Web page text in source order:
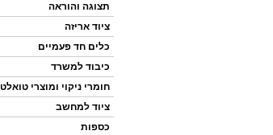
תצוגה והוראה
ציוד אריזה
כלים חד פעמיים
כיבוד למשרד
חומרי ניקוי ומוצרי טואלט
ציוד למחשב
כספות